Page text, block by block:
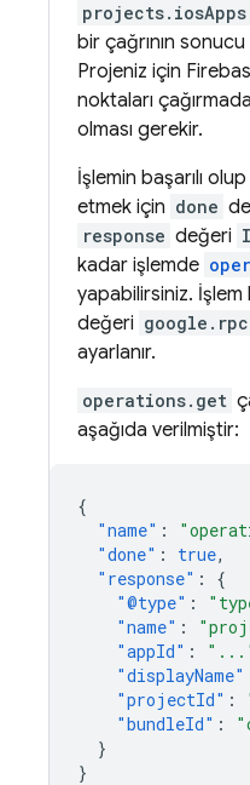
bir çağrının sonucu
Projeniz için
noktaları
olması gerekir.
İşlemin başarılı
etmek için done
response değeri
kadar işlemde
yapabilirsiniz. İşlem
değeri
ayarlanır.
operations.get
aşağıda verilmiştir:
{
"name" :
"done" : true,
"response" :
{
"@type" :
"name" :
"appId" :
"displayName"
"projectId" :
"bundleId" :
}
}